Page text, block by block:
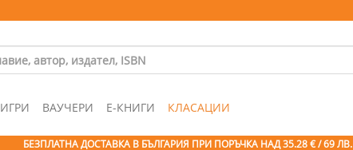
ИГРИ ВАУЧЕРИ Е-КНИГИ КЛАСАЦИИ
БЕЗПЛАТНА ДОСТАВКА В БЪЛГАРИЯ ПРИ ПОРЪЧКА НАД 35.28 € / 69 ЛВ.